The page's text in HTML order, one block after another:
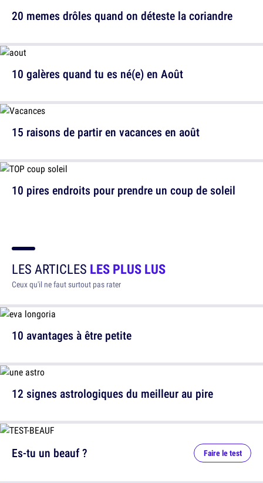
20 memes drôles quand on déteste la coriandre
15 raisons de partir en vacances en août
10 galères quand tu es né(e) en Août
10 pires endroits pour prendre un coup de soleil
LES ARTICLES LES PLUS LUS
Ceux qu'il ne faut surtout pas rater
10 avantages à être petite
12 signes astrologiques du meilleur au pire
Es-tu un beauf ? Faire le test